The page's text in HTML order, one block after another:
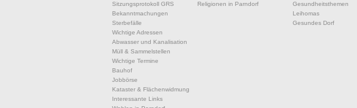
Sitzungsprotokoll GRS
Bekanntmachungen
Sterbefälle
Wichtige Adressen
Abwasser und Kanalisation
Müll & Sammelstellen
Wichtige Termine
Bauhof
Jobbörse
Kataster & Flächenwidmung
Interessante Links
Religionen in Parndorf
Gesundheitsthemen
Leihomas
Gesundes Dorf